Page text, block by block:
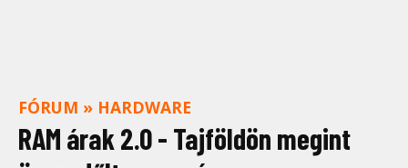
FÓRUM » HARDWARE
RAM árak 2.0 - Tajföldön megint